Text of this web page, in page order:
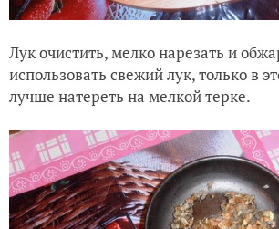
Лук очистить, мелко нарезать и
использовать свежий лук, только в
лучше натереть на мелкой терке.